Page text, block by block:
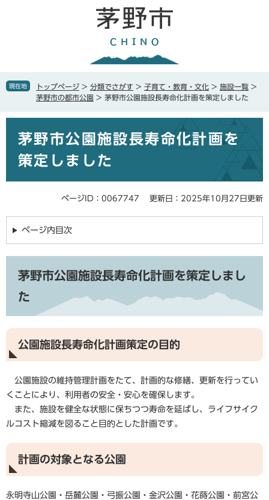
で
ば
本
現在地 トップページ > 分類でさがす > 子育て・教育・文化 > 施設一覧 >
茅野市の都市公園 > 茅野市公園施設長寿命化計画を策定しました
茅野市公園施設長寿命化計画を
策定しました
ページID：0067747 更新日：2025年10月27日更新
ページ内目次
茅野市公園施設長寿命化計画を策定しまし
た
公園施設長寿命化計画策定の目的
公園施設の維持管理計画をたて、計画的な修繕、更新を行ってい
くことにより、利用者の安全・安心を確保します。
また、施設を健全な状態に保ちつつ寿命を延ばし、ライフサイク
ルコスト縮減を図ること目的とした計画です。
計画の対象となる公園
永明寺山公園・岳麓公園・弓振公園・金沢公園・花蒔公園・前宮公